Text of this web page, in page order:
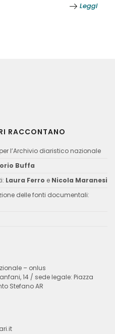
Leggi
RACCONTANO
per l’Archivio diaristico nazionale
Buffa
Laura Ferro e Nicola Maranesi
delle fonti documentali:
– onlus
14 / sede legale: Piazza
Stefano AR